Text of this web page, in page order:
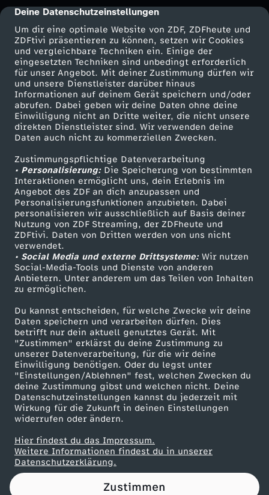
cmp-dialog-description
Deine Datenschutzeinstellungen
Um dir eine optimale Website von ZDF, ZDFheute und
ZDFtivi präsentieren zu können, setzen wir Cookies
und vergleichbare Techniken ein. Einige der
eingesetzten Techniken sind unbedingt erforderlich
für unser Angebot. Mit deiner Zustimmung dürfen wir
und unsere Dienstleister darüber hinaus
Informationen auf deinem Gerät speichern und/oder
abrufen. Dabei geben wir deine Daten ohne deine
Einwilligung nicht an Dritte weiter, die nicht unsere
direkten Dienstleister sind. Wir verwenden deine
Daten auch nicht zu kommerziellen Zwecken.
Zustimmungspflichtige Datenverarbeitung
• Personalisierung:Die Speicherung von bestimmten
Interaktionen ermöglicht uns, dein Erlebnis im
Angebot des ZDF an dich anzupassen und
Personalisierungsfunktionen anzubieten. Dabei
personalisieren wir ausschließlich auf Basis deiner
Nutzung von ZDF Streaming, der ZDFheute und
ZDFtivi. Daten von Dritten werden von uns nicht
verwendet.
• Social Media und externe Drittsysteme:Wir nutzen
Social-Media-Tools und Dienste von anderen
Anbietern. Unter anderem um das Teilen von Inhalten
zu ermöglichen.
Du kannst entscheiden, für welche Zwecke wir deine
Daten speichern und verarbeiten dürfen. Dies
betrifft nur dein aktuell genutztes Gerät. Mit
"Zustimmen" erklärst du deine Zustimmung zu
unserer Datenverarbeitung, für die wir deine
Einwilligung benötigen. Oder du legst unter
"Einstellungen/Ablehnen" fest, welchen Zwecken du
deine Zustimmung gibst und welchen nicht. Deine
Datenschutzeinstellungen kannst du jederzeit mit
Wirkung für die Zukunft in deinen Einstellungen
widerrufen oder ändern.
Hier findest du das Impressum.
Weitere Informationen findest du in unserer
Datenschutzerklärung.
Zustimmen
c
k
b
e
i
m
G
r
ü
n
e
n
-
P
a
r
t
Mehr ZDF
ZDF-Apps
Smart TV
ZDFtext
Livestreams
Sendungen A-Z
TV-Programm
Service
ZDFmitreden
Kontakt zum ZDF
Tickets
Zuschauerservice
Hilfe
ZDF Unternehmen
Karriere
ZDF goes Schule
Werbefernsehen
Mainzelmännchen
Partner